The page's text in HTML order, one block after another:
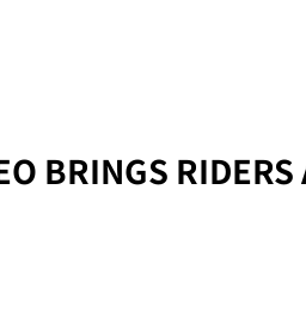
BRINGS RIDERS